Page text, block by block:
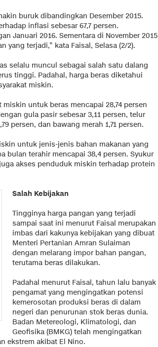
buruk dibandingkan Desember 2015.
inflasi sebesar 67,7 persen.
Januari 2016. Sementara di November 2015
yang terjadi,” kata Faisal, Selasa (2/2).
selalu muncul sebagai salah satu dalang
tinggi. Padahal, harga beras diketahui
miskin.
untuk beras mencapai 28,74 persen
gula pasir sebesar 3,11 persen, telur
persen, dan bawang merah 1,71 persen.
untuk jenis-jenis bahan makanan yang
bulan terahir mencapai 38,4 persen. Syukur
akses penduduk miskin terhadap protein
Salah Kebijakan
Tingginya harga pangan yang terjadi
sampai saat ini menurut Faisal merupakan
imbas dari kakunya kebijakan yang dibuat
Menteri Pertanian Amran Sulaiman
dengan melarang impor bahan pangan,
terutama beras dilakukan.
Padahal menurut Faisal, tahun lalu banyak
pengamat yang mengingatkan potensi
kemerosotan produksi beras di dalam
negeri dan penurunan stok beras dunia.
Badan Metereologi, Klimatologi, dan
Geofisika (BMKG) telah mengingatkan
ekstrem akibat El Nino.